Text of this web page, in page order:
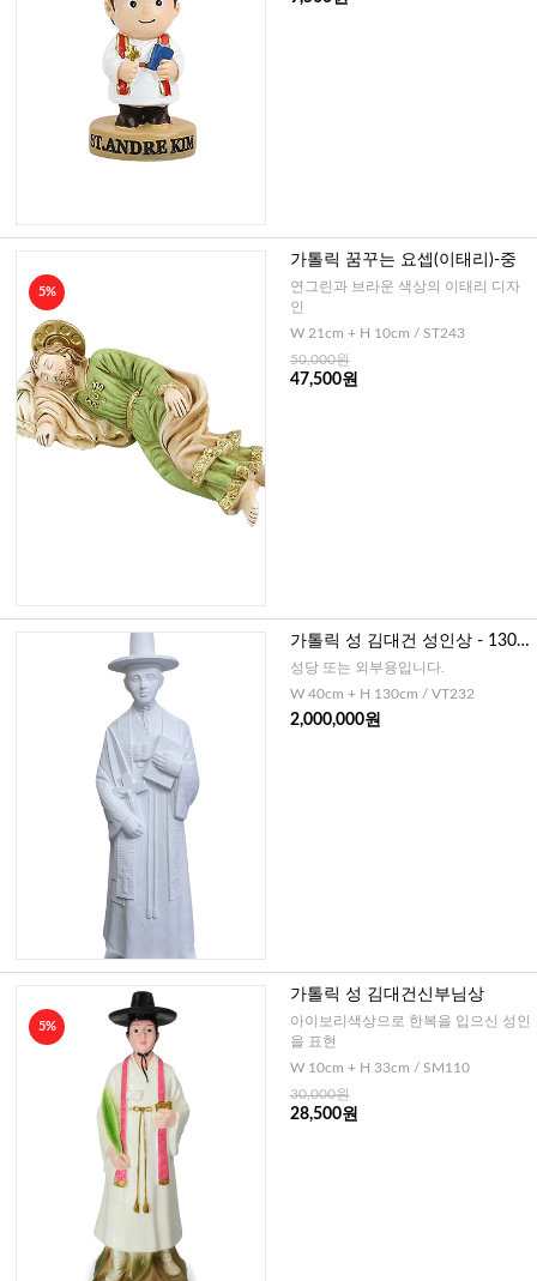
5%
가톨릭 꿈꾸는 요셉(이태리)-중
연그린과 브라운 색상의 이태리 디자
인
W 21cm + H 10cm / ST243
50,000원
47,500원
가톨릭 성 김대건 성인상 - 130c
m
성당 또는 외부용입니다.
W 40cm + H 130cm / VT232
2,000,000원
5%
가톨릭 성 김대건신부님상
아이보리색상으로 한복을 입으신 성인
을 표현
W 10cm + H 33cm / SM110
30,000원
28,500원